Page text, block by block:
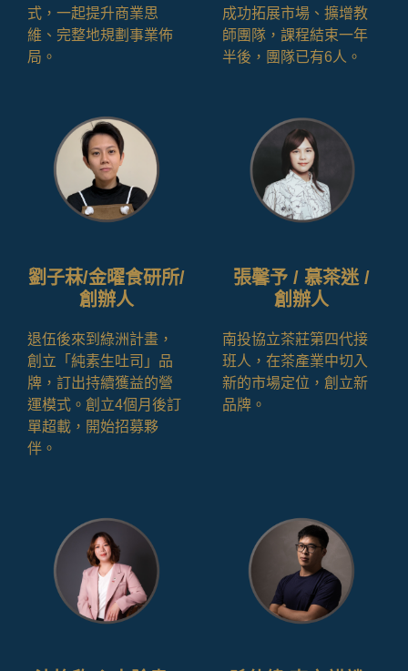
式，一起提升商業思
維、完整地規劃事業佈
局。
成功拓展市場、擴增教
師團隊，課程結束一年
半後，團隊已有6人。
劉子菻/金曜食研所/
創辦人
退伍後來到綠洲計畫，
創立「純素生吐司」品
牌，訂出持續獲益的營
運模式。創立4個月後訂
單超載，開始招募夥
伴。
張馨予 / 慕茶迷 /
創辦人
南投協立茶莊第四代接
班人，在茶產業中切入
新的市場定位，創立新
品牌。